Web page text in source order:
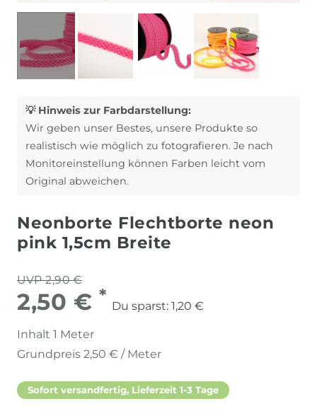
💡 Hinweis zur Farbdarstellung:
Wir geben unser Bestes, unsere Produkte so
realistisch wie möglich zu fotografieren. Je nach
Monitoreinstellung können Farben leicht vom
Original abweichen.
Neonborte Flechtborte neon
pink 1,5cm Breite
UVP 2,90 €
2,50 € *
Du sparst: 1,20 €
Inhalt 1 Meter
Grundpreis 2,50 € / Meter
Sofort versandfertig, Lieferzeit 1-3 Tage